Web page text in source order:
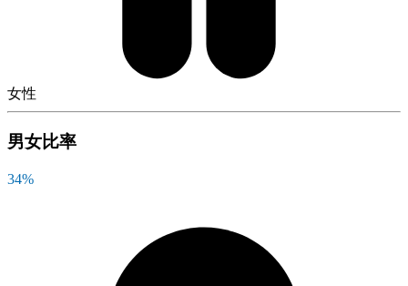
女性
男女比率
34%